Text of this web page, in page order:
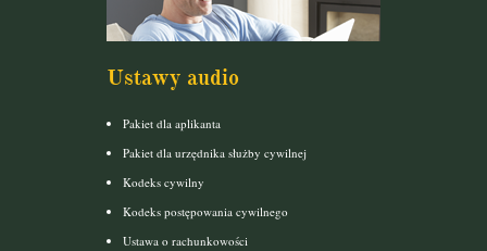
Ustawy audio
Pakiet dla aplikanta
Pakiet dla urzędnika służby cywilnej
Kodeks cywilny
Kodeks postępowania cywilnego
Ustawa o rachunkowości